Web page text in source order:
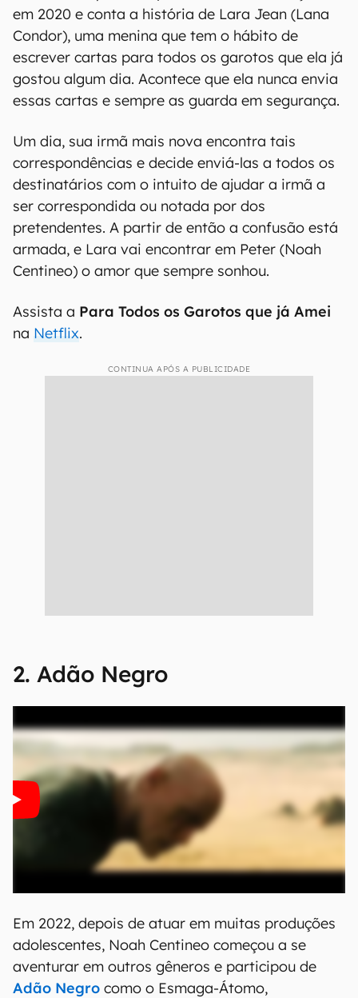
em 2020 e conta a história de Lara Jean (Lana
Condor), uma menina que tem o hábito de
escrever cartas para todos os garotos que ela já
gostou algum dia. Acontece que ela nunca envia
essas cartas e sempre as guarda em segurança.
Um dia, sua irmã mais nova encontra tais
correspondências e decide enviá-las a todos os
destinatários com o intuito de ajudar a irmã a
ser correspondida ou notada por dos
pretendentes. A partir de então a confusão está
armada, e Lara vai encontrar em Peter (Noah
Centineo) o amor que sempre sonhou.
Assista a Para Todos os Garotos que já Amei
na Netflix.
CONTINUA APÓS A PUBLICIDADE
2. Adão Negro
Em 2022, depois de atuar em muitas produções
adolescentes, Noah Centineo começou a se
aventurar em outros gêneros e participou de
Adão Negro como o Esmaga-Átomo,